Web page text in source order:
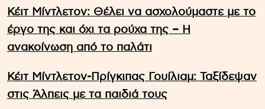
Κέιτ Μίντλετον: Θέλει να ασχολούμαστε με το
έργο της και όχι τα ρούχα της – Η
ανακοίνωση από το παλάτι
Κέιτ Μίντλετον-Πρίγκιπας Γουίλιαμ: Ταξίδεψαν
στις Άλπεις με τα παιδιά τους